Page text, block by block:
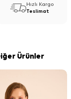
Hızlı Kargo
Teslimat
Ürünler